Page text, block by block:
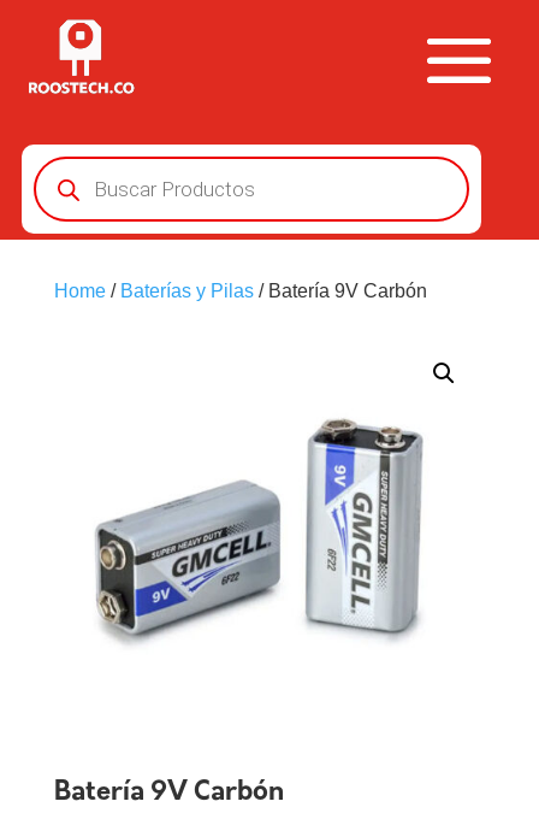
Búsqueda
de
productos
Home/ Baterías y Pilas/ Batería 9V Carbón
Batería 9V Carbón